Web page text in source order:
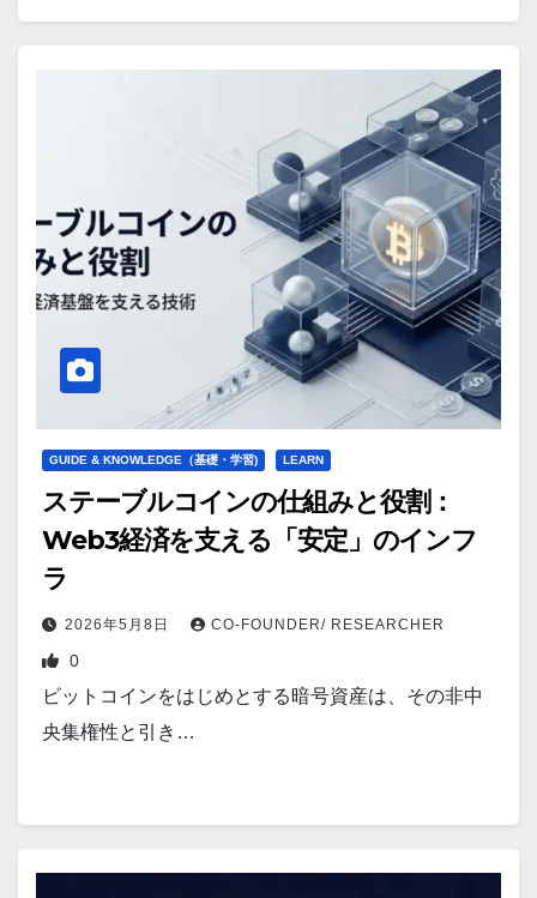
GUIDE & KNOWLEDGE（基礎・学習) LEARN
ステーブルコインの仕組みと役割：
Web3経済を支える「安定」のインフ
ラ
2026年5月8日 CO-FOUNDER/ RESEARCHER
0
ビットコインをはじめとする暗号資産は、その非中
央集権性と引き…